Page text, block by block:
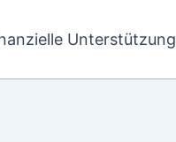
Unterstützung